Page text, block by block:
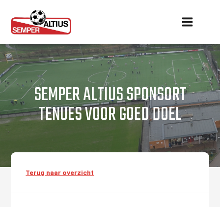
SEMPER ALTIUS SPONSORT
TENUES VOOR GOED DOEL
Terug naar overzicht